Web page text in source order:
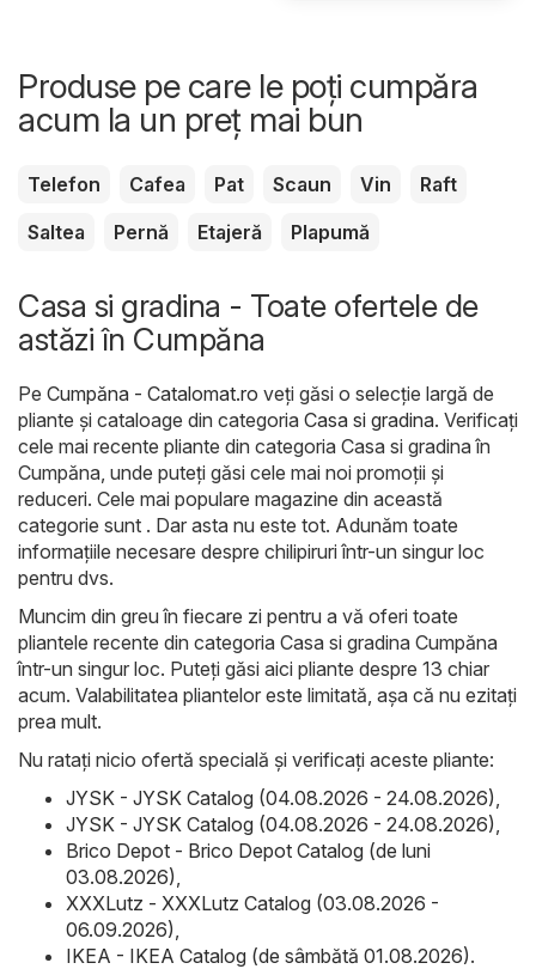
Produse pe care le poți cumpăra
acum la un preț mai bun
Telefon Cafea Pat Scaun Vin
Raft
Saltea
Pernă Etajeră Plapumă
Casa si gradina - Toate ofertele de
astăzi în Cumpăna
Pe Cumpăna - Catalomat.ro veți găsi o selecție largă de
pliante și cataloage din categoria Casa si gradina. Verificați
cele mai recente pliante din categoria Casa si gradina în
Cumpăna, unde puteți găsi cele mai noi promoții și
reduceri. Cele mai populare magazine din această
categorie sunt . Dar asta nu este tot. Adunăm toate
informațiile necesare despre chilipiruri într-un singur loc
pentru dvs.
Muncim din greu în fiecare zi pentru a vă oferi toate
pliantele recente din categoria Casa si gradina Cumpăna
într-un singur loc. Puteți găsi aici pliante despre 13 chiar
acum. Valabilitatea pliantelor este limitată, așa că nu ezitați
prea mult.
Nu ratați nicio ofertă specială și verificați aceste pliante:
JYSK - JYSK Catalog (04.08.2026 - 24.08.2026)
JYSK - JYSK Catalog (04.08.2026 - 24.08.2026)
Brico Depot - Brico Depot Catalog (de luni
03.08.2026)
XXXLutz - XXXLutz Catalog (03.08.2026 -
06.09.2026)
IKEA - IKEA Catalog (de sâmbătă 01.08.2026).